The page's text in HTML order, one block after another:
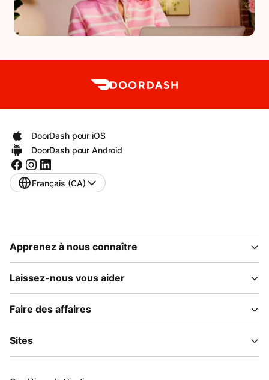
DoorDash pour iOS
DoorDash pour Android
Français (CA)
Apprenez à nous connaître
Laissez-nous vous aider
Faire des affaires
Sites